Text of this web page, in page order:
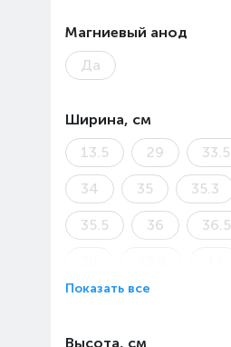
Магниевый анод
Да
Ширина, см
13.5
29 33.5
34 35 35.3
35.5 36 36.5
44.5
Показать все
Высота, см